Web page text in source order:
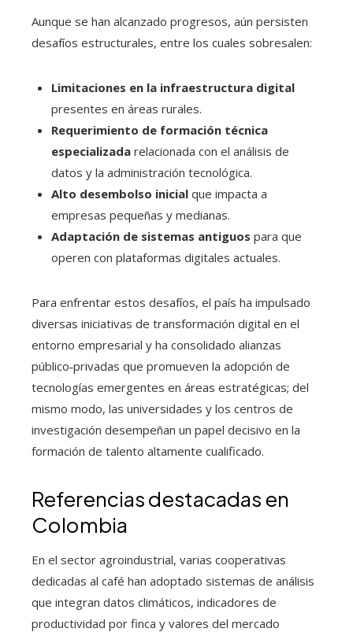
Aunque se han alcanzado progresos, aún persisten
desafíos estructurales, entre los cuales sobresalen:
Limitaciones en la infraestructura digital
presentes en áreas rurales.
Requerimiento de formación técnica
especializada relacionada con el análisis de
datos y la administración tecnológica.
Alto desembolso inicial que impacta a
empresas pequeñas y medianas.
Adaptación de sistemas antiguos para que
operen con plataformas digitales actuales.
Para enfrentar estos desafíos, el país ha impulsado
diversas iniciativas de transformación digital en el
entorno empresarial y ha consolidado alianzas
público‑privadas que promueven la adopción de
tecnologías emergentes en áreas estratégicas; del
mismo modo, las universidades y los centros de
investigación desempeñan un papel decisivo en la
formación de talento altamente cualificado.
Referencias destacadas en
Colombia
En el sector agroindustrial, varias cooperativas
dedicadas al café han adoptado sistemas de análisis
que integran datos climáticos, indicadores de
productividad por finca y valores del mercado